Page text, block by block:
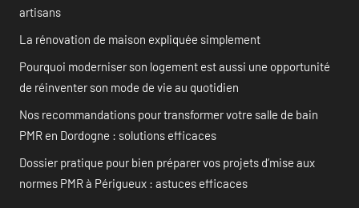
artisans
La rénovation de maison expliquée simplement
Pourquoi moderniser son logement est aussi une opportunité
de réinventer son mode de vie au quotidien
Nos recommandations pour transformer votre salle de bain
PMR en Dordogne : solutions efficaces
Dossier pratique pour bien préparer vos projets d’mise aux
normes PMR à Périgueux : astuces efficaces